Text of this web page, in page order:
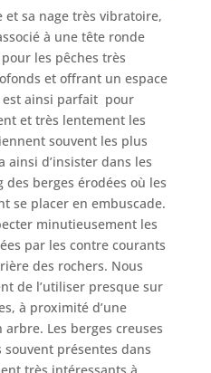
et sa nage très vibratoire,
à une tête ronde
les pêches très
et offrant un espace
est ainsi parfait pour
et très lentement les
souvent les plus
d’insister dans les
berges érodées où les
se placer en embuscade.
minutieusement les
par les contre courants
des rochers. Nous
de l’utiliser presque sur
à proximité d’une
arbre. Les berges creuses
souvent présentes dans